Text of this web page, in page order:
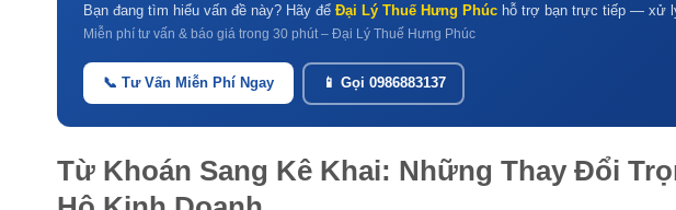
Bạn đang tìm hiểu vấn đề này? Hãy để Đại Lý Thuế Hưng Phúc hỗ trợ bạn trực tiếp — xử
Miễn phí tư vấn & báo giá trong 30 phút – Đại Lý Thuế Hưng Phúc
📞 Tư Vấn Miễn Phí Ngay 📱 Gọi 0986883137
Từ Khoán Sang Kê Khai: Những Thay Đổi